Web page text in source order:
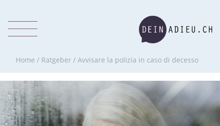
Home / Ratgeber / Avvisare la polizia in caso di decesso